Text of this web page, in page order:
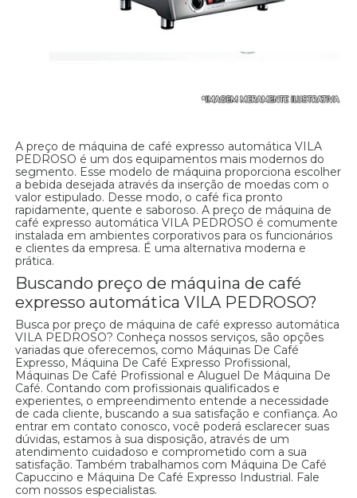
A preço de máquina de café expresso automática VILA
PEDROSO é um dos equipamentos mais modernos do
segmento. Esse modelo de máquina proporciona escolher
a bebida desejada através da inserção de moedas com o
valor estipulado. Desse modo, o café fica pronto
rapidamente, quente e saboroso. A preço de máquina de
café expresso automática VILA PEDROSO é comumente
instalada em ambientes corporativos para os funcionários
e clientes da empresa. É uma alternativa moderna e
prática.
Buscando preço de máquina de café
expresso automática VILA PEDROSO?
Busca por preço de máquina de café expresso automática
VILA PEDROSO? Conheça nossos serviços, são opções
variadas que oferecemos, como Máquinas De Café
Expresso, Máquina De Café Expresso Profissional,
Máquinas De Café Profissional e Aluguel De Máquina De
Café. Contando com profissionais qualificados e
experientes, o empreendimento entende a necessidade
de cada cliente, buscando a sua satisfação e confiança. Ao
entrar em contato conosco, você poderá esclarecer suas
dúvidas, estamos à sua disposição, através de um
atendimento cuidadoso e comprometido com a sua
satisfação. Também trabalhamos com Máquina De Café
Capuccino e Máquina De Café Expresso Industrial. Fale
com nossos especialistas.